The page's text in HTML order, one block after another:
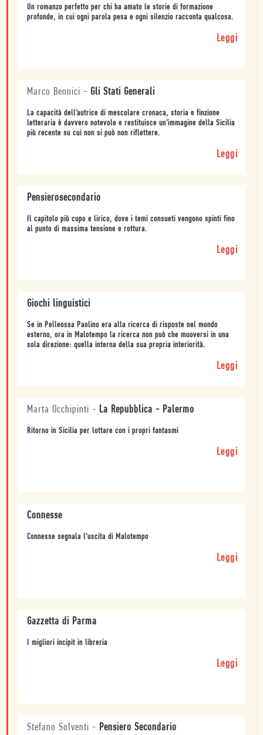
Un romanzo perfetto per chi ha amato le storie di formazione
profonde, in cui ogni parola pesa e ogni silenzio racconta qualcosa.
Leggi
Marco Bennici - Gli Stati Generali
La capacità dell’autrice di mescolare cronaca, storia e finzione
letteraria è davvero notevole e restituisce un’immagine della Sicilia
più recente su cui non si può non riflettere.
Leggi
Pensierosecondario
Il capitolo più cupo e lirico, dove i temi consueti vengono spinti fino
al punto di massima tensione e rottura.
Leggi
Giochi linguistici
Se in Pelleossa Paolino era alla ricerca di risposte nel mondo
esterno, ora in Malotempo la ricerca non può che muoversi in una
sola direzione: quella interna della sua propria interiorità.
Leggi
Marta Occhipinti - La Repubblica - Palermo
Ritorno in Sicilia per lottare con i propri fantasmi
Leggi
Connesse
Connesse segnala l'uscita di Malotempo
Leggi
Gazzetta di Parma
I migliori incipit in libreria
Leggi
Stefano Solventi - Pensiero Secondario